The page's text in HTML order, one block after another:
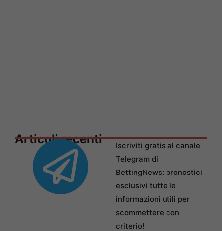
Articoli recenti
Iscriviti gratis al canale
Telegram di
BettingNews: pronostici
esclusivi tutte le
informazioni utili per
scommettere con
criterio!